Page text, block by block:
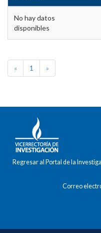
No hay datos
disponibles
« 1 »
Regresar al Portal de la
Correo